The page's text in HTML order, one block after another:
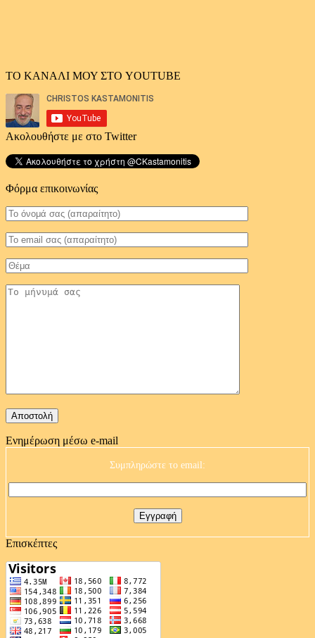
ΤΟ ΚΑΝΑΛΙ ΜΟΥ ΣΤΟ YOUTUBE
Ακολουθήστε με στο Twitter
Φόρμα επικοινωνίας
Ενημέρωση μέσω e-mail
Συμπληρώστε το email:
Επισκέπτες